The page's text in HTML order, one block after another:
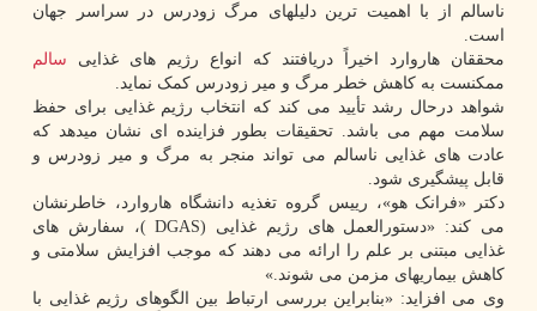
ناسالم از با اهمیت ترین دلیلهای مرگ زودرس در سراسر جهان
است.
محققان هاروارد اخیراً دریافتند که انواع رژیم های غذایی سالم
ممکنست به کاهش خطر مرگ و میر زودرس کمک نماید.
شواهد درحال رشد تأیید می کند که انتخاب رژیم غذایی برای حفظ
سلامت مهم می باشد. تحقیقات بطور فزاینده ای نشان میدهد که
عادت های غذایی ناسالم می تواند منجر به مرگ و میر زودرس و
قابل پیشگیری شود.
دکتر «فرانک هو»، رییس گروه تغذیه دانشگاه هاروارد، خاطرنشان
می کند: «دستورالعمل های رژیم غذایی (DGAS )، سفارش های
غذایی مبتنی بر علم را ارائه می دهند که موجب افزایش سلامتی و
کاهش بیماریهای مزمن می شوند.»
وی می افزاید: «بنابراین بررسی ارتباط بین الگوهای رژیم غذایی با